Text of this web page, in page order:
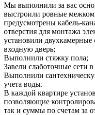
Мы выполнили за вас
выстроили ровные
предусмотрены кабель-
отверстия для монтажа
установили
входную дверь;
Выполнили стяжку пола;
Завели слаботочные сети
Выполнили
учета воды.
В каждой квартире
позволяющие
так и суммы по счетам за